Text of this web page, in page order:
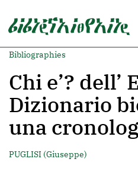
Bibliographies
Chi e’?
Dizionario
una
PUGLISI (Giuseppe)